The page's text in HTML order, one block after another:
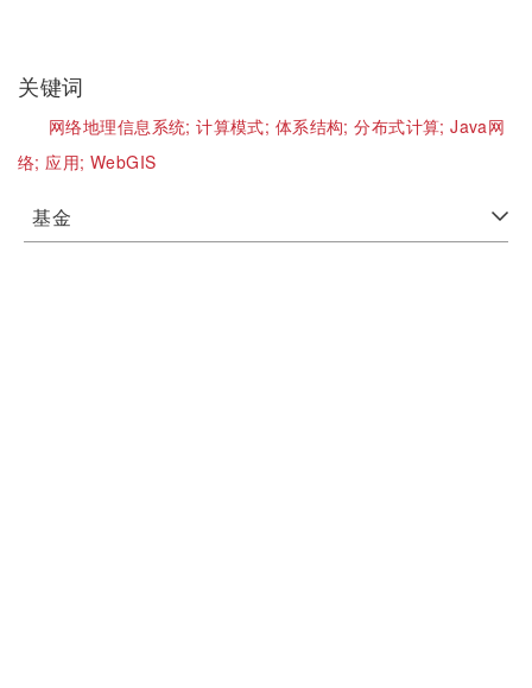
关键词
网络地理信息系统;计算模式; 体系结构;分布式计算;Java网
络; 应用; WebGIS
基金